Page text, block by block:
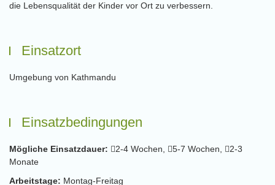
die Lebensqualität der Kinder vor Ort zu verbessern.
Einsatzort
Umgebung von Kathmandu
Einsatzbedingungen
Mögliche Einsatzdauer: 2-4 Wochen, 5-7 Wochen,
2-3
Monate
Arbeitstage: Montag-Freitag